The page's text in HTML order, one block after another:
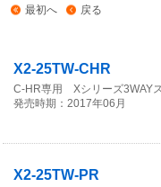
最初へ 戻る
X2-25TW-CHR
C-HR専用 Xシリーズ3WAY
発売時期：2017年06月
X2-25TW-PR